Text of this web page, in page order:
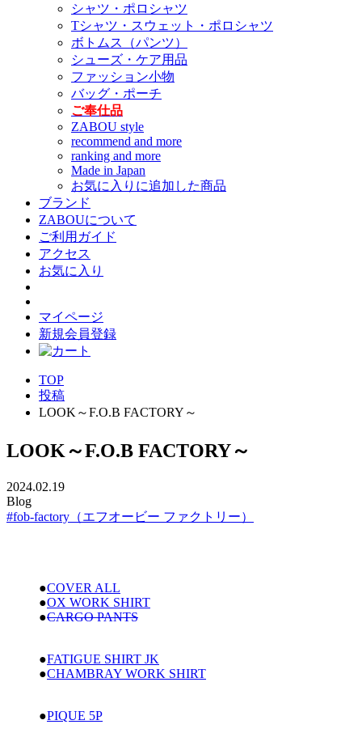
シャツ・ポロシャツ
Tシャツ・スウェット・ポロシャツ
ボトムス（パンツ）
シューズ・ケア用品
ファッション小物
バッグ・ポーチ
ご奉仕品
ZABOU style
recommend and more
ranking and more
Made in Japan
お気に入りに追加した商品
ブランド
ZABOUについて
ご利用ガイド
アクセス
お気に入り
マイページ
新規会員登録
TOP
投稿
LOOK～F.O.B FACTORY～
LOOK～F.O.B FACTORY～
2024.02.19
Blog
#fob-factory（エフオービー ファクトリー）
●COVER ALL
●OX WORK SHIRT
●CARGO PANTS
●FATIGUE SHIRT JK
●CHAMBRAY WORK SHIRT
●PIQUE 5P